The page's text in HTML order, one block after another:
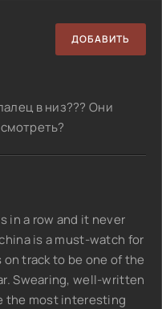
ДОБАВИТЬ
в низ??? Они
in a row and it never
is a must-watch for
on track to be one of the
Swearing, well-written
the most interesting